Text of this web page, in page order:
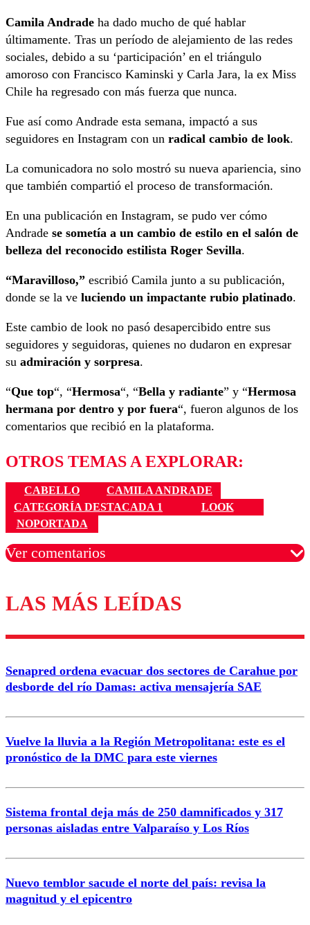
Camila Andrade ha dado mucho de qué hablar
últimamente. Tras un período de alejamiento de las redes
sociales, debido a su ‘participación’ en el triángulo
amoroso con Francisco Kaminski y Carla Jara, la ex Miss
Chile ha regresado con más fuerza que nunca.
Fue así como Andrade esta semana, impactó a sus
seguidores en Instagram con un radical cambio de look.
La comunicadora no solo mostró su nueva apariencia, sino
que también compartió el proceso de transformación.
En una publicación en Instagram, se pudo ver cómo
Andrade se sometía a un cambio de estilo en el salón de
belleza del reconocido estilista Roger Sevilla.
“Maravilloso,” escribió Camila junto a su publicación,
donde se la ve luciendo un impactante rubio platinado.
Este cambio de look no pasó desapercibido entre sus
seguidores y seguidoras, quienes no dudaron en expresar
su admiración y sorpresa.
“Que top“, “Hermosa“, “Bella y radiante” y “Hermosa
hermana por dentro y por fuera“, fueron algunos de los
comentarios que recibió en la plataforma.
OTROS TEMAS A EXPLORAR:
CABELLO
CAMILA ANDRADE
CATEGORÍA DESTACADA 1
LOOK
NOPORTADA
Ver comentarios
Los comentarios son moderados para garantizar un
diálogo respetuoso.
Nombre
Correo
Enviar comentario
LAS MÁS LEÍDAS
Senapred ordena evacuar dos sectores de Carahue por
desborde del río Damas: activa mensajería SAE
Vuelve la lluvia a la Región Metropolitana: este es el
pronóstico de la DMC para este viernes
Sistema frontal deja más de 250 damnificados y 317
personas aisladas entre Valparaíso y Los Ríos
Nuevo temblor sacude el norte del país: revisa la
magnitud y el epicentro